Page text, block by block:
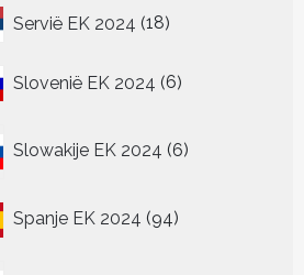
Servië EK 2024 1818
Slovenië EK 2024 66
Slowakije EK 2024 6
producten
Spanje EK 2024 9494